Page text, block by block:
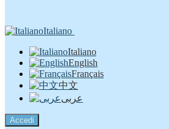
Italiano
Italiano
English
Français
中文
عربى
Accedi